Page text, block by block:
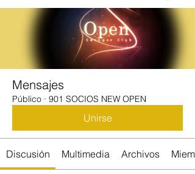
Mensajes
Público · 901 SOCIOS NEW OPEN
Unirse
Discusión Multimedia Archivos